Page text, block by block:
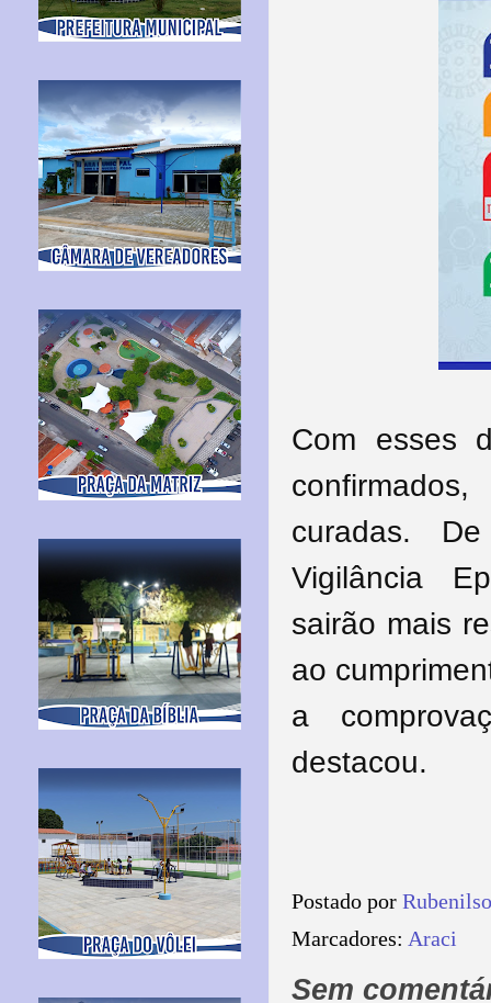
Com esses
curadas.
Vigilância
sairão mais
ao
a
destacou.
Postado por
Marcadores: Araci
Sem